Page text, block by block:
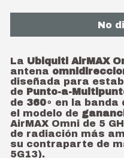
No
La Ubiquiti AirMAX
antena
diseñada para
de Punto-a-
de 360∘ en la banda
el modelo de
AirMAX Omni de 5
de radiación más
su contraparte de
5G13).